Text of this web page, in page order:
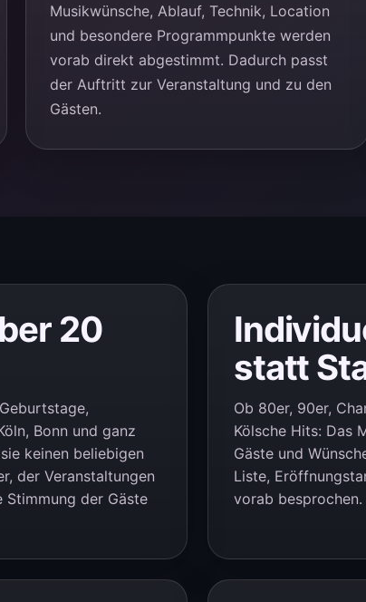
Musikwünsche, Ablauf, Technik, Location
und besondere Programmpunkte werden
vorab direkt abgestimmt. Dadurch passt
der Auftritt zur Veranstaltung und zu den
Gästen.
20
Bonn und ganz
keinen beliebigen
der Veranstaltungen
der Gäste
statt
Ob 80er, 90er,
Kölsche Hits: Das
Gäste und
Liste,
vorab besprochen.